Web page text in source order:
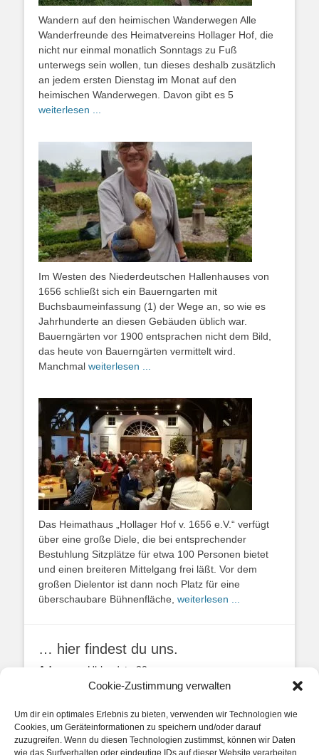
Cookie-Zustimmung verwalten
Um dir ein optimales Erlebnis zu bieten, verwenden wir Technologien wie
Cookies, um Geräteinformationen zu speichern und/oder darauf
zuzugreifen. Wenn du diesen Technologien zustimmst, können wir Daten
wie das Surfverhalten oder eindeutige IDs auf dieser Website verarbeiten.
Wandern auf den heimischen Wanderwegen Alle
Wanderfreunde des Heimatvereins Hollager Hof, die
nicht nur einmal monatlich Sonntags zu Fuß
unterwegs sein wollen, tun dieses deshalb zusätzlich
an jedem ersten Dienstag im Monat auf den
heimischen Wanderwegen. Davon gibt es 5
weiterlesen ...
Im Westen des Niederdeutschen Hallenhauses von
1656 schließt sich ein Bauerngarten mit
Buchsbaumeinfassung (1) der Wege an, so wie es
Jahrhunderte an diesen Gebäuden üblich war.
Bauerngärten vor 1900 entsprachen nicht dem Bild,
das heute von Bauerngärten vermittelt wird.
Manchmal weiterlesen ...
Das Heimathaus „Hollager Hof v. 1656 e.V.“ verfügt
über eine große Diele, die bei entsprechender
Bestuhlung Sitzplätze für etwa 100 Personen bietet
und einen breiteren Mittelgang frei läßt. Vor dem
großen Dielentor ist dann noch Platz für eine
überschaubare Bühnenfläche, weiterlesen ...
… hier findest du uns.
Adresse: Uhlandstr. 20
49134 Wallenhorst